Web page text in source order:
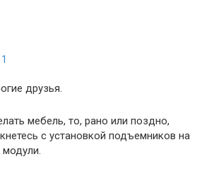
друзья.
мебель, то, рано или поздно,
с установкой подъемников на
модули.